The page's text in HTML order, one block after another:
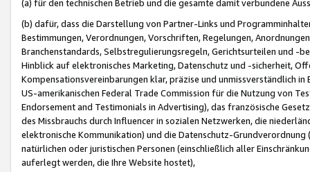
(a) für den technischen Betrieb und die gesamte damit verbundene
(b) dafür, dass die Darstellung von Partner-Links und
Bestimmungen, Verordnungen, Vorschriften, Regelungen,
Branchenstandards, Selbstregulierungsregeln, Gerichtsurteilen und -
Hinblick auf elektronisches Marketing, Datenschutz und -sicherheit,
Kompensationsvereinbarungen klar, präzise und unmissverständlich
US-amerikanischen Federal Trade Commission für die Nutzung von
Endorsement and Testimonials in Advertising), das französische
des Missbrauchs durch Influencer in sozialen Netzwerken, die
elektronische Kommunikation) und die Datenschutz-
natürlichen oder juristischen Personen (einschließlich aller
auferlegt werden, die Ihre Website hostet),